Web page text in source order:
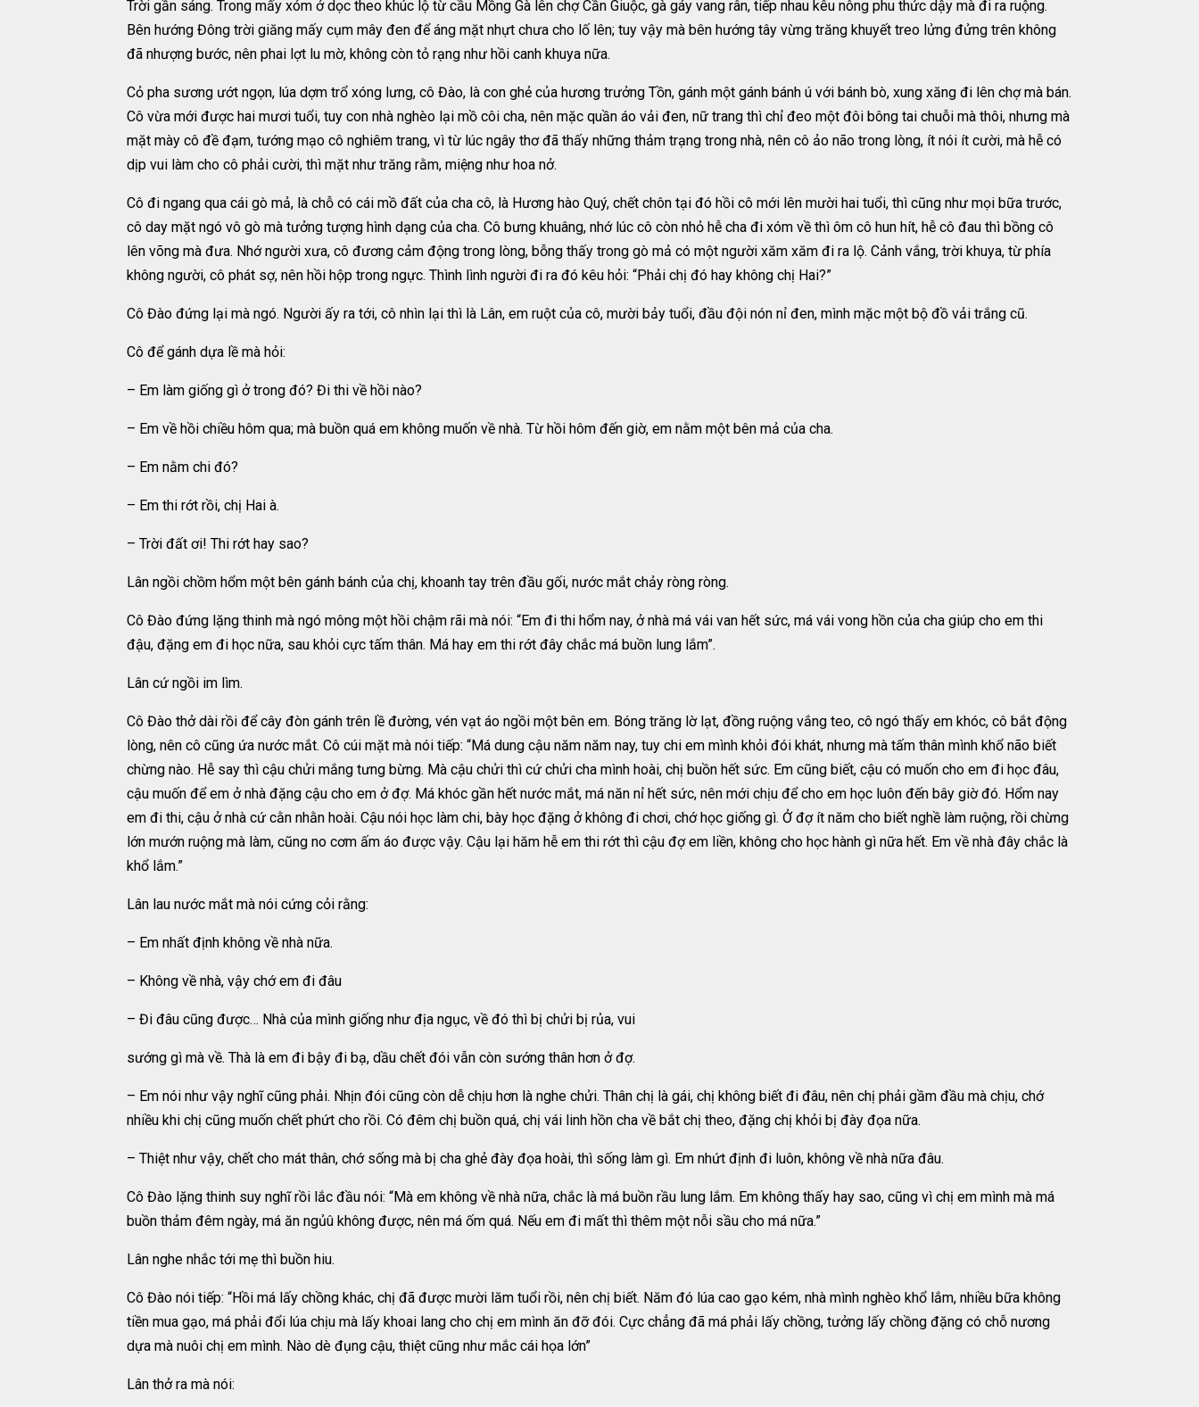
Trời gần sáng. Trong mấy xóm ở dọc theo khúc lộ từ cầu Mồng Gà lên chợ Cần Giuộc, gà gáy vang rân, tiếp nhau kêu nông phu thức dậy mà đi ra ruộng.
Bên hướng Đông trời giăng mấy cụm mây đen để áng mặt nhựt chưa cho lố lên; tuy vậy mà bên hướng tây vừng trăng khuyết treo lửng đửng trên không
đã nhượng bước, nên phai lợt lu mờ, không còn tỏ rạng như hồi canh khuya nữa.
Cỏ pha sương ướt ngọn, lúa dợm trổ xóng lưng, cô Đào, là con ghẻ của hương trưởng Tồn, gánh một gánh bánh ú với bánh bò, xung xăng đi lên chợ mà bán.
Cô vừa mới được hai mươi tuổi, tuy con nhà nghèo lại mồ côi cha, nên mặc quần áo vải đen, nữ trang thì chỉ đeo một đôi bông tai chuỗi mà thôi, nhưng mà
mặt mày cô đề đạm, tướng mạo cô nghiêm trang, vì từ lúc ngây thơ đã thấy những thảm trạng trong nhà, nên cô ảo não trong lòng, ít nói ít cười, mà hễ có
dịp vui làm cho cô phải cười, thì mặt như trăng rằm, miệng như hoa nở.
Cô đi ngang qua cái gò mả, là chỗ có cái mồ đất của cha cô, là Hương hào Quý, chết chôn tại đó hồi cô mới lên mười hai tuổi, thì cũng như mọi bữa trước,
cô day mặt ngó vô gò mà tưởng tượng hình dạng của cha. Cô bưng khuâng, nhớ lúc cô còn nhỏ hễ cha đi xóm về thì ôm cô hun hít, hễ cô đau thì bồng cô
lên võng mà đưa. Nhớ người xưa, cô đương cảm động trong lòng, bỗng thấy trong gò mả có một người xăm xăm đi ra lộ. Cảnh vắng, trời khuya, từ phía
không người, cô phát sợ, nên hồi hộp trong ngực. Thình lình người đi ra đó kêu hỏi: “Phải chị đó hay không chị Hai?”
Cô Đào đứng lại mà ngó. Người ấy ra tới, cô nhìn lại thì là Lân, em ruột của cô, mười bảy tuổi, đầu đội nón nỉ đen, mình mặc một bộ đồ vải trắng cũ.
Cô để gánh dựa lề mà hỏi:
– Em làm giống gì ở trong đó? Đi thi về hồi nào?
– Em về hồi chiều hôm qua; mà buồn quá em không muốn về nhà. Từ hồi hôm đến giờ, em nằm một bên mả của cha.
– Em nằm chi đó?
– Em thi rớt rồi, chị Hai à.
– Trời đất ơi! Thi rớt hay sao?
Lân ngồi chồm hổm một bên gánh bánh của chị, khoanh tay trên đầu gối, nước mắt chảy ròng ròng.
Cô Đào đứng lặng thinh mà ngó mông một hồi chậm rãi mà nói: “Em đi thi hổm nay, ở nhà má vái van hết sức, má vái vong hồn của cha giúp cho em thi
đậu, đặng em đi học nữa, sau khỏi cực tấm thân. Má hay em thi rớt đây chắc má buồn lung lắm”.
Lân cứ ngồi im lìm.
Cô Đào thở dài rồi để cây đòn gánh trên lề đường, vén vạt áo ngồi một bên em. Bóng trăng lờ lạt, đồng ruộng vắng teo, cô ngó thấy em khóc, cô bắt động
lòng, nên cô cũng ứa nước mắt. Cô cúi mặt mà nói tiếp: “Má dung cậu năm năm nay, tuy chi em mình khỏi đói khát, nhưng mà tấm thân mình khổ não biết
chừng nào. Hễ say thì cậu chửi mắng tưng bừng. Mà cậu chửi thì cứ chửi cha mình hoài, chị buồn hết sức. Em cũng biết, cậu có muốn cho em đi học đâu,
cậu muốn để em ở nhà đặng cậu cho em ở đợ. Má khóc gần hết nước mắt, má năn nỉ hết sức, nên mới chịu để cho em học luôn đến bây giờ đó. Hổm nay
em đi thi, cậu ở nhà cứ cằn nhằn hoài. Cậu nói học làm chi, bày học đặng ở không đi chơi, chớ học giống gì. Ở đợ ít năm cho biết nghề làm ruộng, rồi chừng
lớn mướn ruộng mà làm, cũng no cơm ấm áo được vậy. Cậu lại hăm hễ em thi rớt thì cậu đợ em liền, không cho học hành gì nữa hết. Em về nhà đây chắc là
khổ lắm.”
Lân lau nước mắt mà nói cứng cỏi rằng:
– Em nhất định không về nhà nữa.
– Không về nhà, vậy chớ em đi đâu
– Đi đâu cũng được… Nhà của mình giống như địa ngục, về đó thì bị chửi bị rủa, vui
sướng gì mà về. Thà là em đi bậy đi bạ, dầu chết đói vẫn còn sướng thân hơn ở đợ.
– Em nói như vậy nghĩ cũng phải. Nhịn đói cũng còn dễ chịu hơn là nghe chửi. Thân chị là gái, chị không biết đi đâu, nên chị phải gầm đầu mà chịu, chớ
nhiều khi chị cũng muốn chết phứt cho rồi. Có đêm chị buồn quá, chị vái linh hồn cha về bắt chị theo, đặng chị khỏi bị đày đọa nữa.
– Thiệt như vậy, chết cho mát thân, chớ sống mà bị cha ghẻ đày đọa hoài, thì sống làm gì. Em nhứt định đi luôn, không về nhà nữa đâu.
Cô Đào lặng thinh suy nghĩ rồi lắc đầu nói: “Mà em không về nhà nữa, chắc là má buồn rầu lung lắm. Em không thấy hay sao, cũng vì chị em mình mà má
buồn thảm đêm ngày, má ăn ngủû không được, nên má ốm quá. Nếu em đi mất thì thêm một nỗi sầu cho má nữa.”
Lân nghe nhắc tới mẹ thì buồn hiu.
Cô Đào nói tiếp: “Hồi má lấy chồng khác, chị đã được mười lăm tuổi rồi, nên chị biết. Năm đó lúa cao gạo kém, nhà mình nghèo khổ lắm, nhiều bữa không
tiền mua gạo, má phải đổi lúa chịu mà lấy khoai lang cho chị em mình ăn đỡ đói. Cực chẳng đã má phải lấy chồng, tưởng lấy chồng đặng có chỗ nương
dựa mà nuôi chị em mình. Nào dè đụng cậu, thiệt cũng như mắc cái họa lớn”
Lân thở ra mà nói: